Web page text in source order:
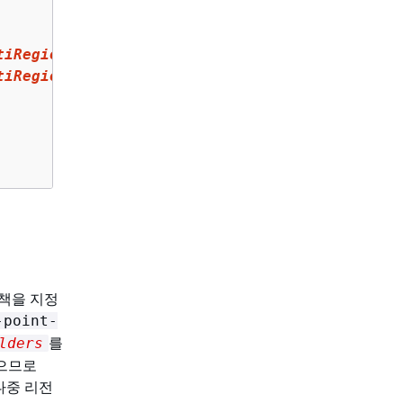
을 지정
point-
를
므로
중 리전